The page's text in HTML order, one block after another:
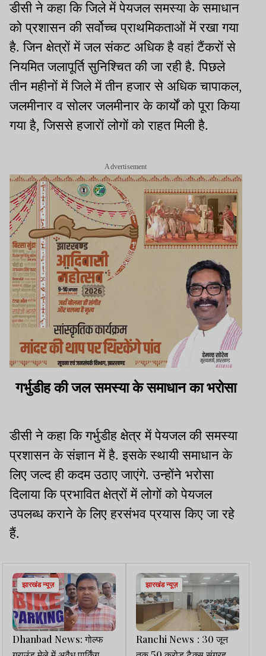
डीसी ने कहा कि जिले में पेयजल समस्या के समाधान
को प्रशासन की सर्वोच्च प्राथमिकताओं में रखा गया
है. जिन क्षेत्रों में जल संकट अधिक है वहां टैंकरों से
नियमित जलापूर्ति सुनिश्चित की जा रही है. पिछले
तीन महीनों में जिले में तीन हजार से अधिक चापाकल,
जलमीनार व सोलर जलमीनार के कार्यों को पूरा किया
गया है, जिससे हजारों लोगों को राहत मिली है.
Advertisement
गर्भुडीह की जल समस्या के समाधान का भरोसा
डीसी ने कहा कि गर्भुडीह क्षेत्र में पेयजल की समस्या
प्रशासन के संज्ञान में है. इसके स्थायी समाधान के
लिए जल्द ही कदम उठाए जाएंगे. उन्होंने भरोसा
दिलाया कि प्रभावित क्षेत्रों में लोगों को पेयजल
उपलब्ध कराने के लिए हरसंभव प्रयास किए जा रहे
हैं.
झारखंड न्यूज़
Dhanbad News: गोल्फ
झारखंड न्यूज़
Ranchi News : 30 जून